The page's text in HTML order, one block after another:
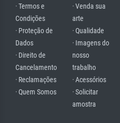
· Termos e
Condições
· Proteção de
Dados
· Direito de
Cancelamento
· Reclamações
· Quem Somos
· Venda sua
arte
· Qualidade
· Imagens do
nosso
trabalho
· Acessórios
· Solicitar
amostra